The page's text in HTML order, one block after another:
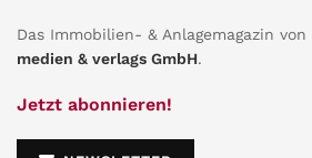
Das Immobilien- & Anlagemagazin von
medien & verlags GmbH.
Jetzt abonnieren!